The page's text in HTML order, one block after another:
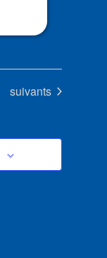
Évènements
suivants